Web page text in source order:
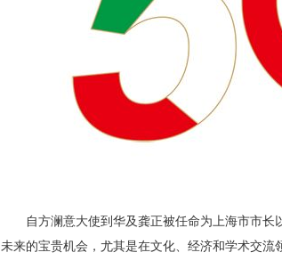
自方澜意大使到华及龚正被任命为上海市市长
未来的宝贵机会，尤其是在文化、经济和学术交流